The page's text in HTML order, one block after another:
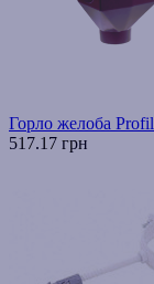
Горло желоба
517.17 грн